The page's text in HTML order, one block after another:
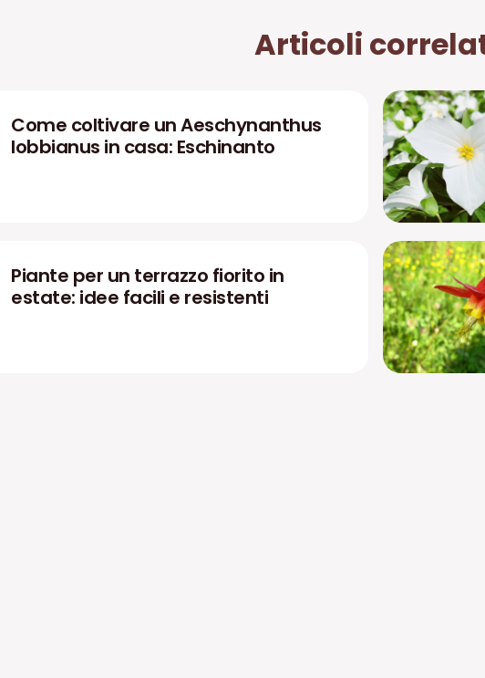
Articoli
Come coltivare un Aeschynanthus
lobbianus in casa: Eschinanto
Piante per un terrazzo fiorito in
estate: idee facili e resistenti